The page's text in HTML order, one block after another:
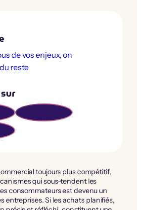
toujours plus compétitif,
qui sous-tendent les
consommateurs est devenu un
entreprises. Si les achats planifiés,
de vos enjeux, on
reste